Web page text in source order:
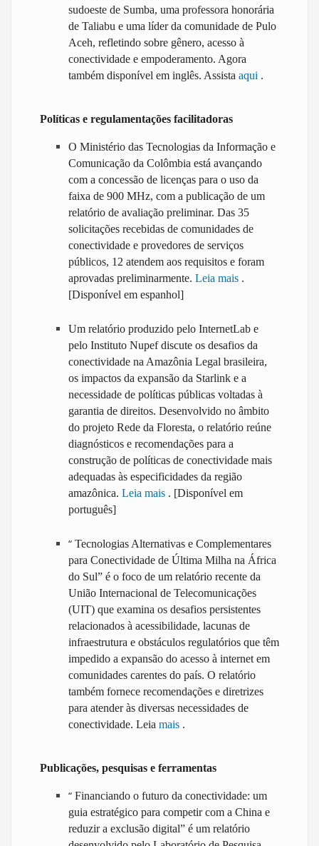
sudoeste de Sumba, uma professora honorária
de Taliabu e uma líder da comunidade de Pulo
Aceh, refletindo sobre gênero, acesso à
conectividade e empoderamento. Agora
também disponível em inglês. Assista aqui .
Políticas e regulamentações facilitadoras
O Ministério das Tecnologias da Informação e
Comunicação da Colômbia está avançando
com a concessão de licenças para o uso da
faixa de 900 MHz, com a publicação de um
relatório de avaliação preliminar. Das 35
solicitações recebidas de comunidades de
conectividade e provedores de serviços
públicos, 12 atendem aos requisitos e foram
aprovadas preliminarmente. Leia mais .
[Disponível em espanhol]
Um relatório produzido pelo InternetLab e
pelo Instituto Nupef discute os desafios da
conectividade na Amazônia Legal brasileira,
os impactos da expansão da Starlink e a
necessidade de políticas públicas voltadas à
garantia de direitos. Desenvolvido no âmbito
do projeto Rede da Floresta, o relatório reúne
diagnósticos e recomendações para a
construção de políticas de conectividade mais
adequadas às especificidades da região
amazônica. Leia mais . [Disponível em
português]
“ Tecnologias Alternativas e Complementares
para Conectividade de Última Milha na África
do Sul” é o foco de um relatório recente da
União Internacional de Telecomunicações
(UIT) que examina os desafios persistentes
relacionados à acessibilidade, lacunas de
infraestrutura e obstáculos regulatórios que têm
impedido a expansão do acesso à internet em
comunidades carentes do país. O relatório
também fornece recomendações e diretrizes
para atender às diversas necessidades de
conectividade. Leia mais .
Publicações, pesquisas e ferramentas
“ Financiando o futuro da conectividade: um
guia estratégico para competir com a China e
reduzir a exclusão digital” é um relatório